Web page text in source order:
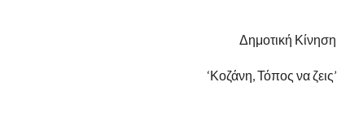
Δημοτική Κίνηση
‘Κοζάνη, Τόπος να ζεις’